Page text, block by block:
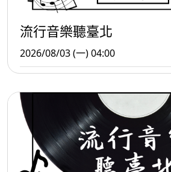
流行音樂聽臺北
2026/08/03 (一) 04:00